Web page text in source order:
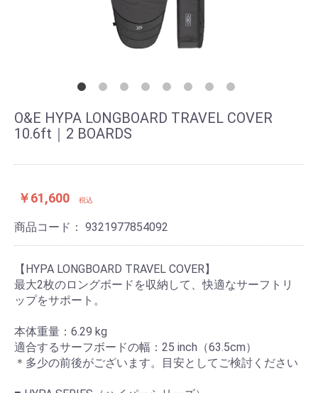
O&E HYPA LONGBOARD TRAVEL COVER
10.6ft｜2 BOARDS
￥61,600 税込
商品コード： 9321977854092
【HYPA LONGBOARD TRAVEL COVER】
最大2枚のロングボードを収納して、快適なサーフトリ
ップをサポート。
本体重量：6.29 kg
適合するサーフボードの幅：25 inch（63.5cm）
＊多少の前後がございます。目安としてご検討ください